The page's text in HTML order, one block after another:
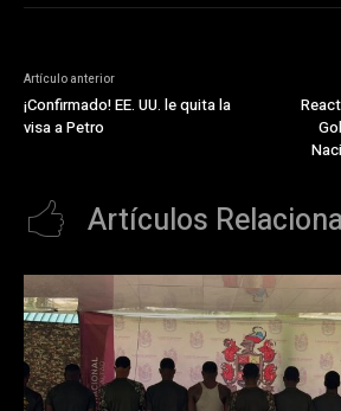
Artículo anterior
¡Confirmado! EE. UU. le quita la
visa a Petro
Artículos